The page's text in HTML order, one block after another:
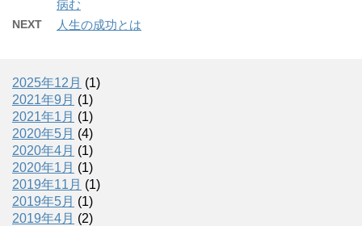
病む
NEXT 人生の成功とは
2025年12月 (1)
2021年9月 (1)
2021年1月 (1)
2020年5月 (4)
2020年4月 (1)
2020年1月 (1)
2019年11月 (1)
2019年5月 (1)
2019年4月 (2)